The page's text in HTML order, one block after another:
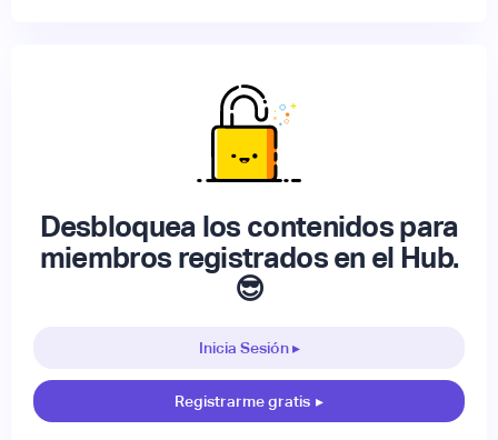
Desbloquea los contenidos para
miembros registrados en el Hub.
😎
Inicia Sesión ▸
Registrarme gratis ▸